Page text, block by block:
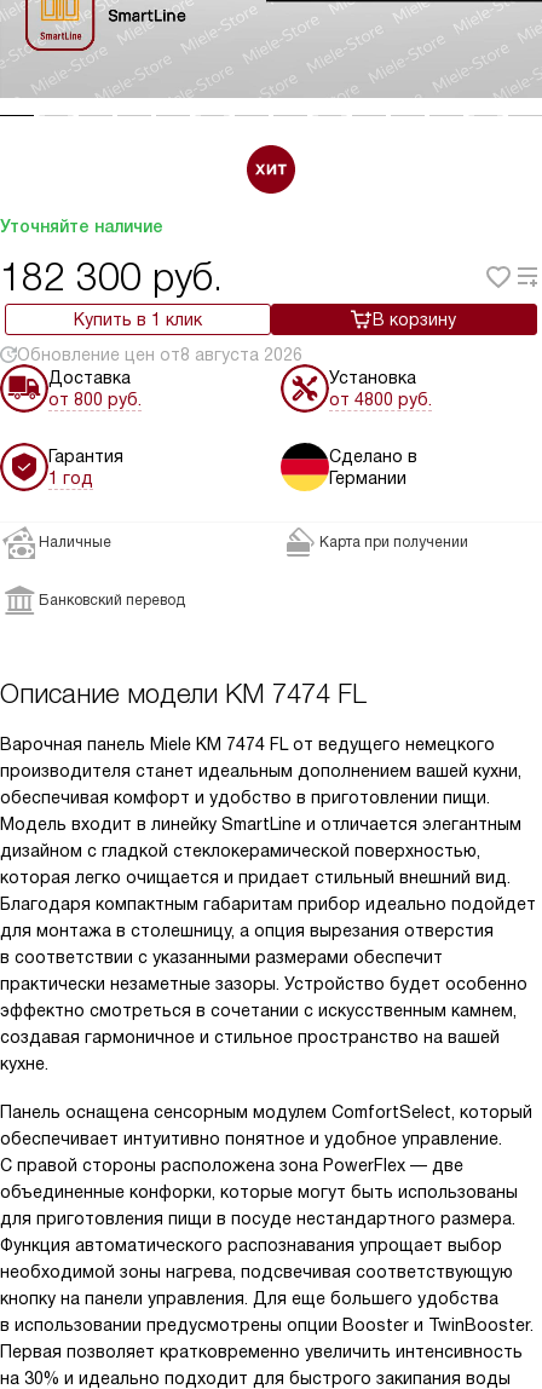
Уточняйте наличие
182 300 руб.
Купить в 1 клик
В корзину
Обновление цен от8 августа 2026
Доставка
от 800 руб.
Установка
от 4800 руб.
Гарантия
1 год
Сделано в
Германии
Наличные Карта при получении
Банковский перевод
Описание модели KM 7474 FL
Варочная панель Miele KM 7474 FL от ведущего немецкого
производителя станет идеальным дополнением вашей кухни,
обеспечивая комфорт и удобство в приготовлении пищи.
Модель входит в линейку SmartLine и отличается элегантным
дизайном с гладкой стеклокерамической поверхностью,
которая легко очищается и придает стильный внешний вид.
Благодаря компактным габаритам прибор идеально подойдет
для монтажа в столешницу, а опция вырезания отверстия
в соответствии с указанными размерами обеспечит
практически незаметные зазоры. Устройство будет особенно
эффектно смотреться в сочетании с искусственным камнем,
создавая гармоничное и стильное пространство на вашей
кухне.
Панель оснащена сенсорным модулем ComfortSelect, который
обеспечивает интуитивно понятное и удобное управление.
С правой стороны расположена зона PowerFlex — две
объединенные конфорки, которые могут быть использованы
для приготовления пищи в посуде нестандартного размера.
Функция автоматического распознавания упрощает выбор
необходимой зоны нагрева, подсвечивая соответствующую
кнопку на панели управления. Для еще большего удобства
в использовании предусмотрены опции Booster и TwinBooster.
Первая позволяет кратковременно увеличить интенсивность
на 30% и идеально подходит для быстрого закипания воды